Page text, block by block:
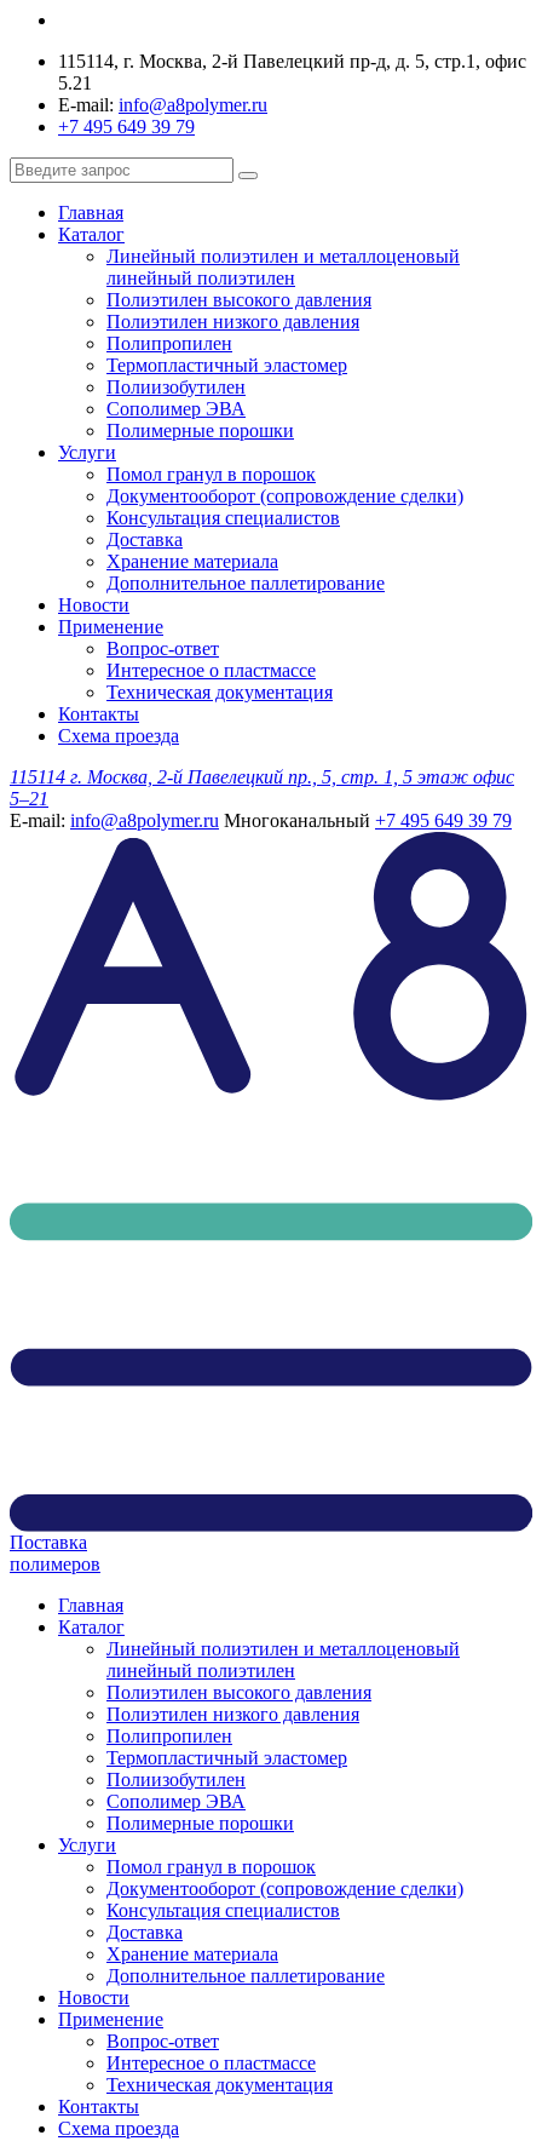
115114, г. Москва, 2-й Павелецкий пр-д, д. 5, стр.1, офис
5.21
E-mail: info@a8polymer.ru
+7 495 649 39 79
Главная
Каталог
Линейный полиэтилен и металлоценовый
линейный полиэтилен
Полиэтилен высокого давления
Полиэтилен низкого давления
Полипропилен
Термопластичный эластомер
Полиизобутилен
Сополимер ЭВА
Полимерные порошки
Услуги
Помол гранул в порошок
Документооборот (сопровождение сделки)
Консультация специалистов
Доставка
Хранение материала
Дополнительное паллетирование
Новости
Применение
Вопрос-ответ
Интересное о пластмассе
Техническая документация
Контакты
Схема проезда
115114 г. Москва, 2-й Павелецкий пр., 5, стр. 1, 5 этаж офис
5–21
E-mail: info@a8polymer.ru Многоканальный +7 495 649 39 79
Поставка
полимеров
Главная
Каталог
Линейный полиэтилен и металлоценовый
линейный полиэтилен
Полиэтилен высокого давления
Полиэтилен низкого давления
Полипропилен
Термопластичный эластомер
Полиизобутилен
Сополимер ЭВА
Полимерные порошки
Услуги
Помол гранул в порошок
Документооборот (сопровождение сделки)
Консультация специалистов
Доставка
Хранение материала
Дополнительное паллетирование
Новости
Применение
Вопрос-ответ
Интересное о пластмассе
Техническая документация
Контакты
Схема проезда